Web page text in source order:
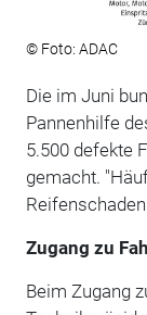
© Foto: ADAC
Die im Juni
Pannenhilfe
5.500 defekte
gemacht.
Zugang zu
Beim Zugang